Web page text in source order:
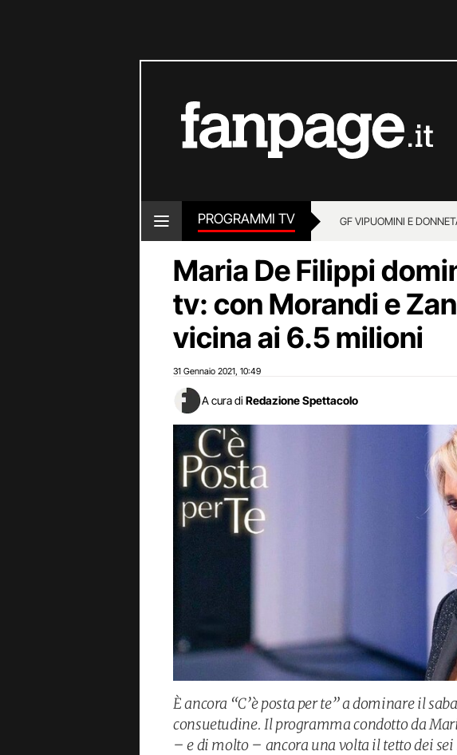
PROGRAMMI TV GF VIPUOMINI E DONNE
Maria De Filippi
tv: con Morandi e
vicina ai 6.5 milioni
31 Gennaio 2021 10:49
A cura di Redazione Spettacolo
È ancora “C’è posta per te” a dominare il
consuetudine. Il programma condotto da
– e di molto – ancora una volta il tetto dei